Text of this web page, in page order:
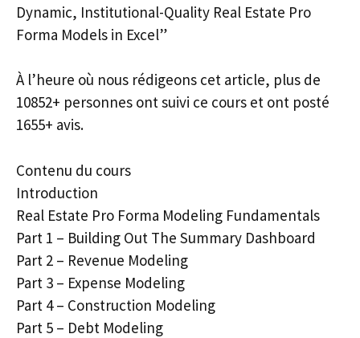
Dynamic, Institutional-Quality Real Estate Pro
Forma Models in Excel”
À l’heure où nous rédigeons cet article, plus de
10852+ personnes ont suivi ce cours et ont posté
1655+ avis.
Contenu du cours
Introduction
Real Estate Pro Forma Modeling Fundamentals
Part 1 – Building Out The Summary Dashboard
Part 2 – Revenue Modeling
Part 3 – Expense Modeling
Part 4 – Construction Modeling
Part 5 – Debt Modeling